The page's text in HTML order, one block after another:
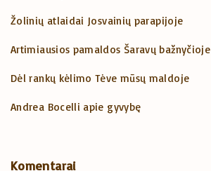
Žolinių atlaidai Josvainių parapijoje
Artimiausios pamaldos Šaravų bažnyčioje
Dėl rankų kėlimo Tėve mūsų maldoje
Andrea Bocelli apie gyvybę
Komentarai